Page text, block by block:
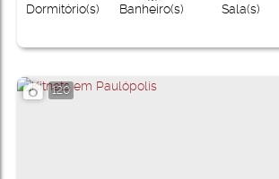
Dormitório(s)
Banheiro(s)
Sala(s)
120